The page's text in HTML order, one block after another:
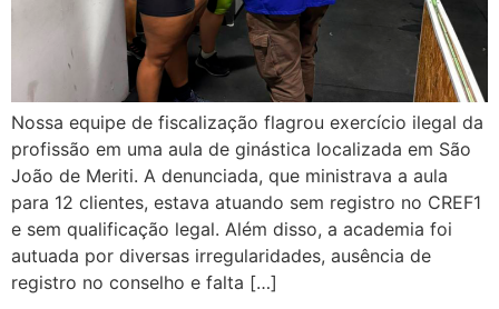
Nossa equipe de fiscalização flagrou exercício ilegal da
profissão em uma aula de ginástica localizada em São
João de Meriti. A denunciada, que ministrava a aula
para 12 clientes, estava atuando sem registro no CREF1
e sem qualificação legal. Além disso, a academia foi
autuada por diversas irregularidades, ausência de
registro no conselho e falta […]